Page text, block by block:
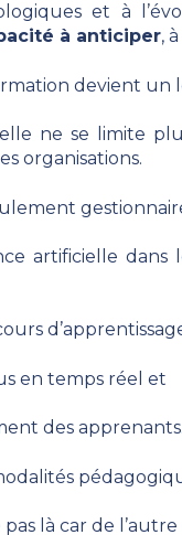
et à
à anticiper, à
devient
ne se limite
organisations.
artificielle
en temps réel et
des apprenants.
pas là car de